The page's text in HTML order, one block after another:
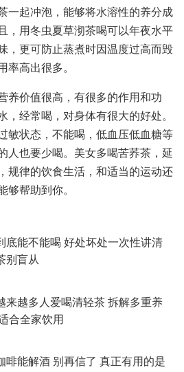
一起冲泡，能够将水溶性的养分成
，用冬虫夏草沏茶喝可以年夜水平
，更可防止蒸煮时因温度过高而毁
率高出很多。
养价值很高，有很多的作用和功
，经常喝，对身体有很大的好处。
敏状态，不能喝，低血压低血糖等
人也要少喝。美女多喝苦荞茶，延
规律的饮食生活，和适当的运动还
够帮助到你。
底能不能喝 好处坏处一次性讲清
别盲从
来越多人爱喝清轻茶 拆解多重养
合全家饮用
啡能解酒 别再信了 真正有用的是